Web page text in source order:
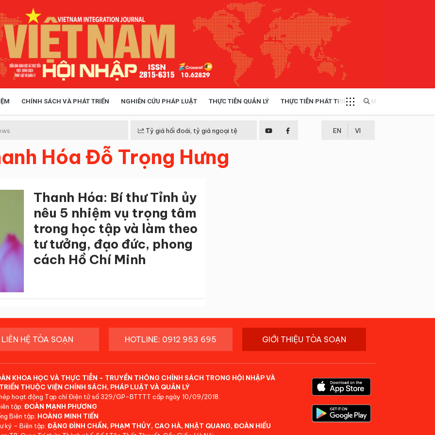
CHÍNH SÁCH VÀ PHÁT TRIỂN NGHIÊN CỨU PHÁP LUẬT THỰC TIỄN QUẢN LÝ THỰC TIỄN PHÁT TRIỂN MULTIMEDIA
Tỷ giá hối đoái, tỷ giá ngoại tệ EN VI
Hóa Đỗ Trọng Hưng
Thanh Hóa: Bí thư Tỉnh ủy
nêu 5 nhiệm vụ trọng tâm
trong học tập và làm theo
tư tưởng, đạo đức, phong
cách Hồ Chí Minh
LIÊN HỆ TÒA SOẠN HOTLINE: 0912 953 695 GIỚI THIỆU TÒA SOẠN
KHOA HỌC VÀ THỰC TIỄN - TRUYỀN THÔNG CHÍNH SÁCH TRONG HỘI NHẬP VÀ
THUỘC VIỆN CHÍNH SÁCH, PHÁP LUẬT VÀ QUẢN LÝ
hoạt động Tạp chí Điện tử số 329/GP-BTTTT cấp ngày 10/09/2018.
tập: ĐOÀN MẠNH PHƯƠNG
Biên tập: HOÀNG MINH TIẾN
ký - Biên tập: ĐẶNG ĐÌNH CHẤN, PHẠM THỦY, CAO HÀ, NHẬT QUANG, ĐOÀN HIẾU